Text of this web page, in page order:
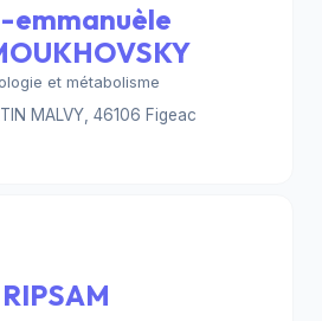
emmanuèle
et métabolisme
MALVY, 46106 Figeac